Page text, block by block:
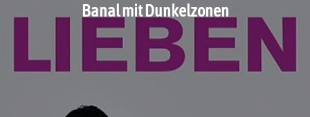
Banal mit Dunkelzonen